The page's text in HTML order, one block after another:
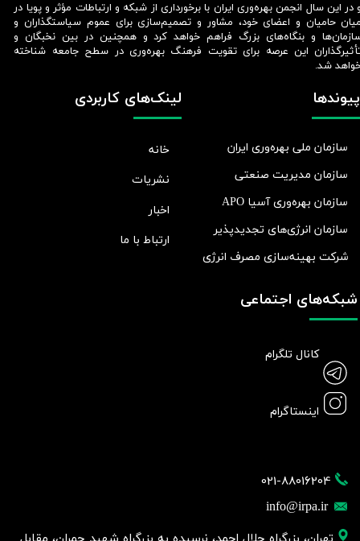
021-88016204
info@irpa.ir
لینک‌های کاربردی
خانه
نشریات
اخبار
ارتباط با ما
پیوندها
سازمان ملی بهره‌وری ایران
سازمان مدیریت صنعتی
سازمان بهره‌وری آسیا APO
سازمان انرژی‌های تجدیدپذیر
شرکت بهينه‌سازی مصرف انرژی
شبکه‌های اجتماعی
کانال تلگرام
اینستاگرام
در این سال انجمن بهره‌وری ایران با برخورداری از شبکه و ارتباطات مؤثر و پویا در
حامیان و اعضای خود، مشاور و تصمیم‌سازی برای عموم سیاستگذاران و
و بنگاه‌های بزرگ فراهم خواهد کرد و همچنین در بین نخبگان و
این عرصه برای تقویت فرهنگ بهره‌وری در سطح جامعه شناخته
شد.​​​​​​​